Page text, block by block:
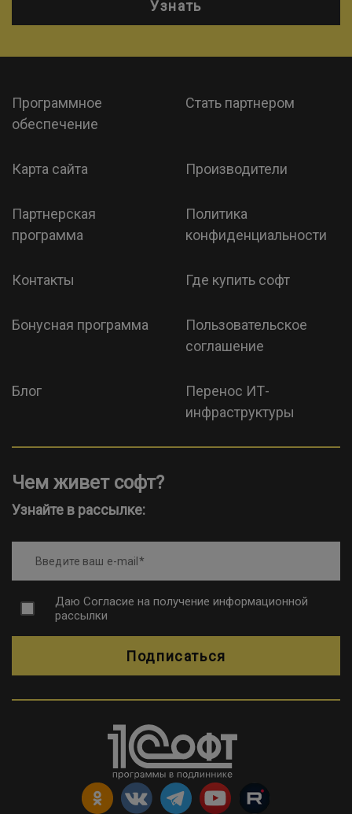
Узнать
Программное
обеспечение
Стать партнером
Карта сайта Производители
Партнерская
программа
Политика
конфиденциальности
Контакты Где купить софт
Бонусная программа
Пользовательское
соглашение
Блог
Перенос ИТ-
инфраструктуры
Чем живет софт?
Узнайте в рассылке:
Введите ваш e-mail
Даю Согласие на получение информационной
рассылки
Подписаться